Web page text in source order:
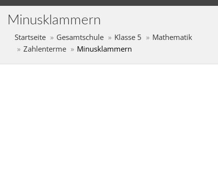
Minusklammern
Startseite Gesamtschule Klasse 5
Mathematik
Zahlenterme
Minusklammern